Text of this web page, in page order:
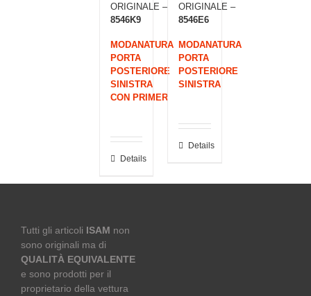
ORIGINALE –
8546K9
MODANATURA
PORTA
POSTERIORE
SINISTRA
CON PRIMER
Details
ORIGINALE –
8546E6
MODANATURA
PORTA
POSTERIORE
SINISTRA
Details
Tutti gli articoli ISAM non
sono originali ma di
QUALITÀ EQUIVALENTE
e sono prodotti per il
proprietario della vettura